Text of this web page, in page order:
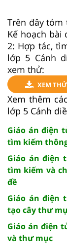
Trên đây
Kế hoạch bài
2: Hợp tác,
lớp 5 Cánh
xem thử:
XEM THỬ
Xem thêm
lớp 5 Cánh
Giáo án điện
tìm kiếm
Giáo án điện
tìm kiếm và
đề
Giáo án điện
tạo cây thư
Giáo án điện
và thư mục